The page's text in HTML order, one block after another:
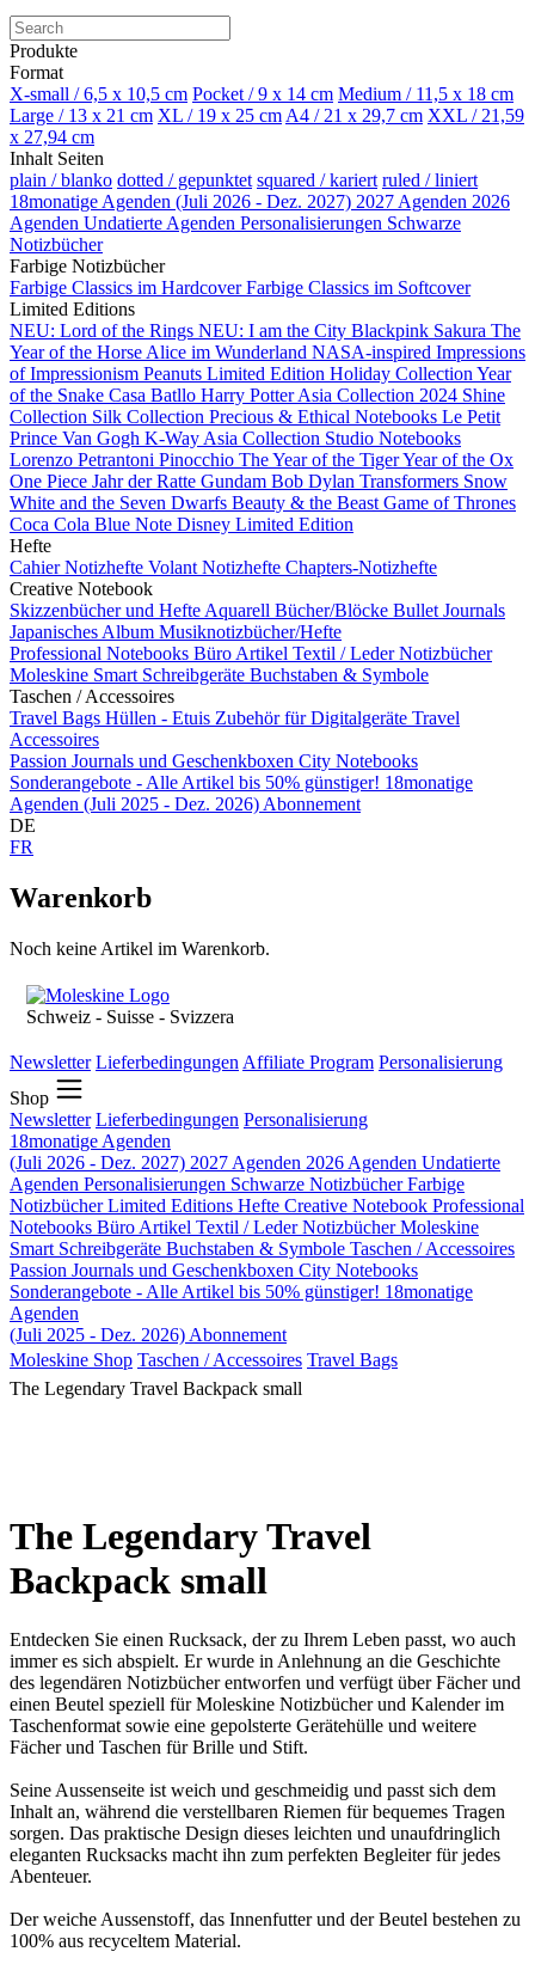
Produkte
Format
X-small / 6,5 x 10,5 cm Pocket / 9 x 14 cm Medium / 11,5 x 18 cm
Large / 13 x 21 cm XL / 19 x 25 cm A4 / 21 x 29,7 cm XXL / 21,59
x 27,94 cm
Inhalt Seiten
plain / blanko dotted / gepunktet squared / kariert ruled / liniert
18monatige Agenden (Juli 2026 - Dez. 2027) 2027 Agenden 2026
Agenden Undatierte Agenden Personalisierungen Schwarze
Notizbücher
Farbige Notizbücher
Farbige Classics im HardcoverFarbige Classics im Softcover
Limited Editions
NEU: Lord of the Rings NEU: I am the City Blackpink Sakura The
Year of the Horse Alice im Wunderland NASA-inspired Impressions
of Impressionism Peanuts Limited Edition Holiday Collection Year
of the Snake Casa Batllo Harry PotterAsia Collection 2024 Shine
Collection Silk Collection Precious & Ethical Notebooks Le Petit
Prince Van Gogh K-Way Asia Collection Studio Notebooks
Lorenzo Petrantoni Pinocchio The Year of the TigerYear of the Ox
One Piece Jahr der Ratte Gundam Bob Dylan Transformers Snow
White and the Seven Dwarfs Beauty & the Beast Game of Thrones
Coca Cola Blue Note Disney Limited Edition
Hefte
Cahier Notizhefte Volant Notizhefte Chapters-Notizhefte
Creative Notebook
Skizzenbücher und Hefte Aquarell Bücher/Blöcke Bullet Journals
Japanisches Album Musiknotizbücher/Hefte
Professional Notebooks Büro Artikel Textil / Leder Notizbücher
Moleskine Smart Schreibgeräte Buchstaben & Symbole
Taschen / Accessoires
Travel Bags Hüllen - Etuis Zubehör für Digitalgeräte Travel
Accessoires
Passion Journals und Geschenkboxen City Notebooks
Sonderangebote - Alle Artikel bis 50% günstiger! 18monatige
Agenden (Juli 2025 - Dez. 2026) Abonnement
DE
FR
Warenkorb
Noch keine Artikel im Warenkorb.
Schweiz - Suisse - Svizzera
Newsletter Lieferbedingungen Affiliate Program Personalisierung
Shop
Newsletter Lieferbedingungen Personalisierung
18monatige Agenden
(Juli 2026 - Dez. 2027) 2027 Agenden 2026 Agenden Undatierte
Agenden Personalisierungen Schwarze NotizbücherFarbige
NotizbücherLimited Editions Hefte Creative Notebook Professional
Notebooks Büro Artikel Textil / Leder NotizbücherMoleskine
Smart Schreibgeräte Buchstaben & Symbole Taschen / Accessoires
Passion Journals und Geschenkboxen City Notebooks
Sonderangebote - Alle Artikel bis 50% günstiger! 18monatige
Agenden
(Juli 2025 - Dez. 2026) Abonnement
Moleskine Shop Taschen / Accessoires Travel Bags
The Legendary Travel Backpack small
The Legendary Travel
Backpack small
Entdecken Sie einen Rucksack, der zu Ihrem Leben passt, wo auch
immer es sich abspielt. Er wurde in Anlehnung an die Geschichte
des legendären Notizbücher entworfen und verfügt über Fächer und
einen Beutel speziell für Moleskine Notizbücher und Kalender im
Taschenformat sowie eine gepolsterte Gerätehülle und weitere
Fächer und Taschen für Brille und Stift.
Seine Aussenseite ist weich und geschmeidig und passt sich dem
Inhalt an, während die verstellbaren Riemen für bequemes Tragen
sorgen. Das praktische Design dieses leichten und unaufdringlich
eleganten Rucksacks macht ihn zum perfekten Begleiter für jedes
Abenteuer.
Der weiche Aussenstoff, das Innenfutter und der Beutel bestehen zu
100% aus recyceltem Material.